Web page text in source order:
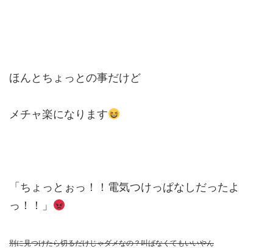
ほんとちょっとの事だけど
メチャ楽になります
「ちょっとぉっ！！電気つけっぱなしだったよ
っ！！」
別に見つけたら切るだけじゃダメなの？叫ばなくてもいいやん